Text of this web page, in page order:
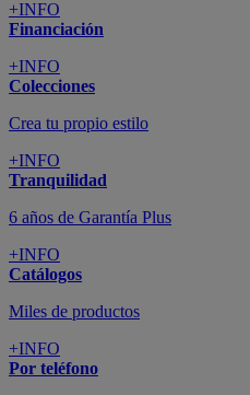
+INFO
Financiación
+INFO
Colecciones
Crea tu propio estilo
+INFO
Tranquilidad
6 años de Garantía Plus
+INFO
Catálogos
Miles de productos
+INFO
Por teléfono